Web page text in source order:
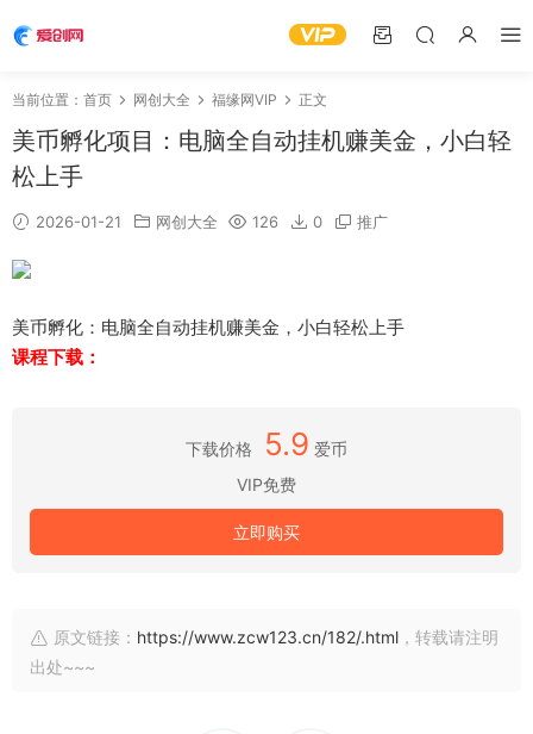
当前位置： 首页 网创大全 福缘网VIP 正文
美币孵化项目：电脑全自动挂机赚美金，小白轻
松上手
2026-01-21 网创大全 126 0 推广
美币孵化：电脑全自动挂机赚美金，小白轻松上手
课程下载：
下载价格 5.9 爱币
VIP免费
立即购买
原文链接： https://www.zcw123.cn/182/.html ，转载请注明
出处~~~